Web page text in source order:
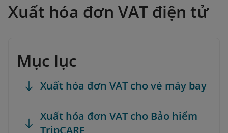
Xuất hóa đơn VAT điện tử
Mục lục
Xuất hóa đơn VAT cho vé máy bay
Xuất hóa đơn VAT cho Bảo hiểm